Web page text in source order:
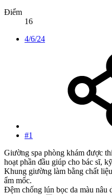
Điểm
16
4/6/24
#1
Giường spa phòng khám được
hoạt phần đầu giúp cho bác sĩ,
Khung giường làm bằng chất
ẩm mốc.
Đệm chống lún bọc da màu nâu